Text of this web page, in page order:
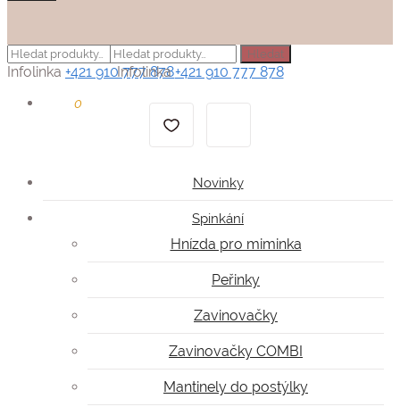
Hledat: Hledat
Infolinka +421 910 777 878
0
Hledat: Hledat
Infolinka +421 910 777 878
Novinky
Spinkání
Hnízda pro miminka
Peřinky
Zavinovačky
Zavinovačky COMBI
Mantinely do postýlky